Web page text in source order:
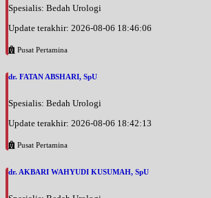
Spesialis: Bedah Urologi
Update terakhir: 2026-08-06 18:46:06
Pusat Pertamina
dr. FATAN ABSHARI, SpU
Spesialis: Bedah Urologi
Update terakhir: 2026-08-06 18:42:13
Pusat Pertamina
dr. AKBARI WAHYUDI KUSUMAH, SpU